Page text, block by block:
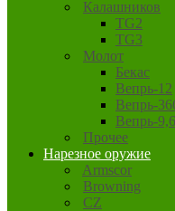
Калашников
TG2
TG3
Молот
Бекас
Вепрь-12
Вепрь-
Вепрь-
Прочее
Нарезное оружие
Armscor
Browning
CZ